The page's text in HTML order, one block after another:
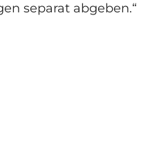
separat abgeben.“